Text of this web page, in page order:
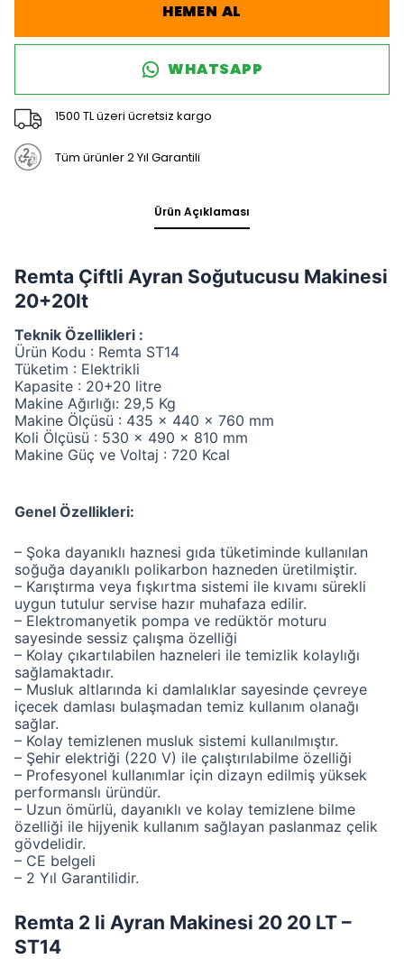
HEMEN AL
WHATSAPP
1500 TL üzeri ücretsiz kargo
Tüm ürünler 2 Yıl Garantili
Ürün Açıklaması
Remta Çiftli Ayran Soğutucusu Makinesi
20+20lt
Teknik Özellikleri :
Ürün Kodu : Remta ST14
Tüketim : Elektrikli
Kapasite : 20+20 litre
Makine Ağırlığı: 29,5 Kg
Makine Ölçüsü : 435 x 440 x 760 mm
Koli Ölçüsü : 530 x 490 x 810 mm
Makine Güç ve Voltaj : 720 Kcal
Genel Özellikleri:
– Şoka dayanıklı haznesi gıda tüketiminde kullanılan
soğuğa dayanıklı polikarbon hazneden üretilmiştir.
– Karıştırma veya fışkırtma sistemi ile kıvamı sürekli
uygun tutulur servise hazır muhafaza edilir.
– Elektromanyetik pompa ve redüktör moturu
sayesinde sessiz çalışma özelliği
– Kolay çıkartılabilen hazneleri ile temizlik kolaylığı
sağlamaktadır.
– Musluk altlarında ki damlalıklar sayesinde çevreye
içecek damlası bulaşmadan temiz kullanım olanağı
sağlar.
– Kolay temizlenen musluk sistemi kullanılmıştır.
– Şehir elektriği (220 V) ile çalıştırılabilme özelliği
– Profesyonel kullanımlar için dizayn edilmiş yüksek
performanslı üründür.
– Uzun ömürlü, dayanıklı ve kolay temizlene bilme
özelliği ile hijyenik kullanım sağlayan paslanmaz çelik
gövdelidir.
– CE belgeli
– 2 Yıl Garantilidir.
Remta 2 li Ayran Makinesi 20 20 LT –
ST14